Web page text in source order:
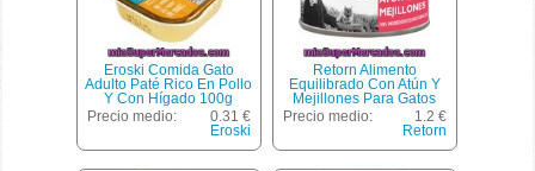
Eroski Comida Gato
Adulto Paté Rico En Pollo
Y Con Hígado 100g
Precio medio:
0.31 €
Eroski
Retorn Alimento
Equilibrado Con Atún Y
Mejillones Para Gatos
Adultos Lata 80 G
Precio medio:
1.2 €
Retorn